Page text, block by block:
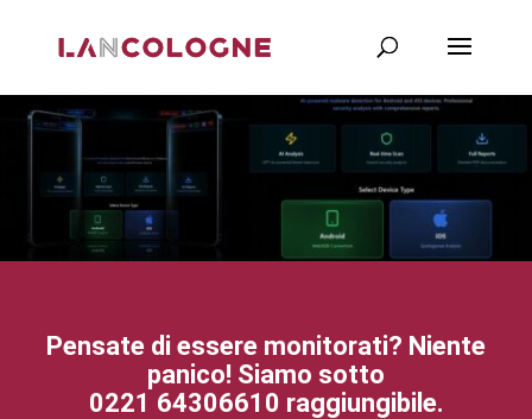
Pensate di essere monitorati? Niente
panico! Siamo sotto
0221 64306610 raggiungibile.